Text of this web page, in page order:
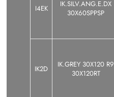
I4EK
IK.SILV.ANG.E.DX
30X60SPPSP
IK2D
IK.GREY 30X120 R9
30X120RT